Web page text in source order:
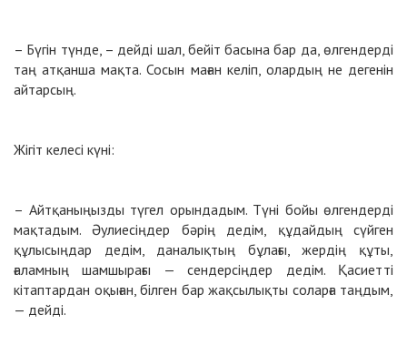
– Бүгін түнде, – дейді шал, бейіт басына бар да, өлгендерді
таң атқанша мақта. Сосын маған келіп, олардың не дегенін
айтарсың.
Жігіт келесі күні:
– Айтқаныңызды түгел орындадым. Түні бойы өлгендерді
мақтадым. Әулиесіңдер бәрің дедім, құдайдың сүйген
құлысыңдар дедім, даналықтың бұлағы, жердің құты,
ғаламның шамшырағы — сендерсіңдер дедім. Қасиетті
кітаптардан оқыған, білген бар жақсылықты соларға таңдым,
— дейді.